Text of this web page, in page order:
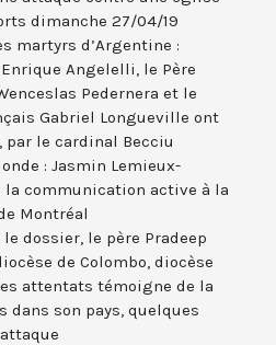
dimanche 27/04/19
martyrs d’Argentine :
Angelelli, le Père
Pedernera et le
Gabriel Longueville ont
par le cardinal Becciu
: Jasmin Lemieux-
la communication active à la
Montréal
le dossier, le père Pradeep
de Colombo, diocèse
attentats témoigne de la
son pays, quelques